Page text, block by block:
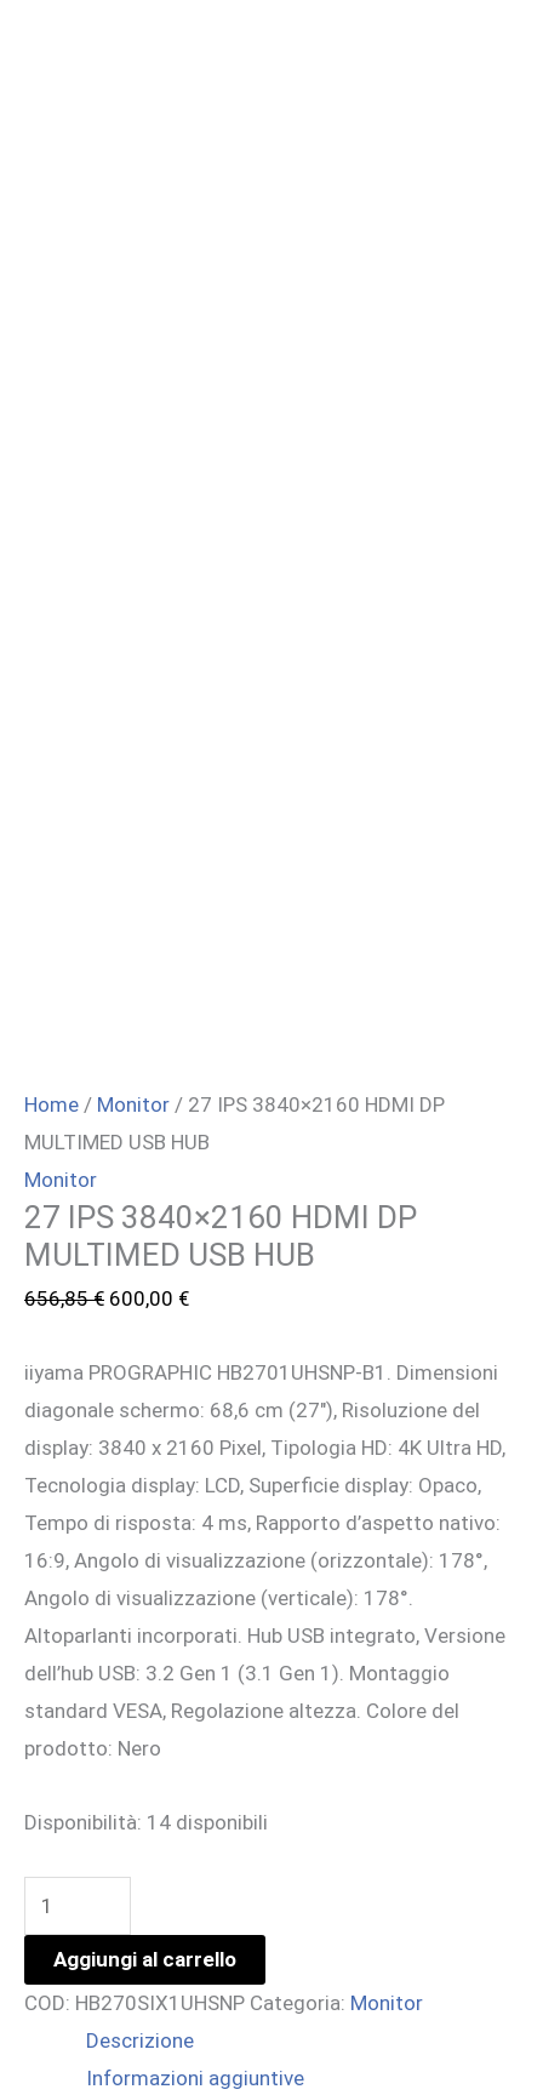
Home / Monitor / 27 IPS 3840×2160 HDMI DP
MULTIMED USB HUB
Monitor
27 IPS 3840×2160 HDMI DP
MULTIMED USB HUB
656,85€ Il
originale
era:
656,85 €.
600,00 €Il
attuale
è:
600,00 €.
iiyama PROGRAPHIC HB2701UHSNP-B1. Dimensioni
diagonale schermo: 68,6 cm (27″), Risoluzione del
display: 3840 x 2160 Pixel, Tipologia HD: 4K Ultra HD,
Tecnologia display: LCD, Superficie display: Opaco,
Tempo di risposta: 4 ms, Rapporto d’aspetto nativo:
16:9, Angolo di visualizzazione (orizzontale): 178°,
Angolo di visualizzazione (verticale): 178°.
Altoparlanti incorporati. Hub USB integrato, Versione
dell’hub USB: 3.2 Gen 1 (3.1 Gen 1). Montaggio
standard VESA, Regolazione altezza. Colore del
prodotto: Nero
Disponibilità: 14 disponibili
27
IPS
3840x2160
HDMI
MULTIMED
Aggiungi al carrello
COD: HB270SIX1UHSNP Categoria: Monitor
Descrizione
Informazioni aggiuntive